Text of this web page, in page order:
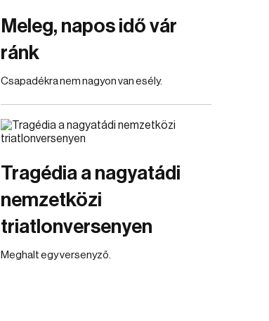
Meleg, napos idő vár
ránk
Csapadékra nem nagyon van esély.
Tragédia a nagyatádi
nemzetközi
triatlonversenyen
Meghalt egy versenyző.